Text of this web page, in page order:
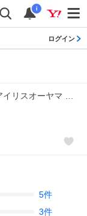
i
ログイン
5件
3件